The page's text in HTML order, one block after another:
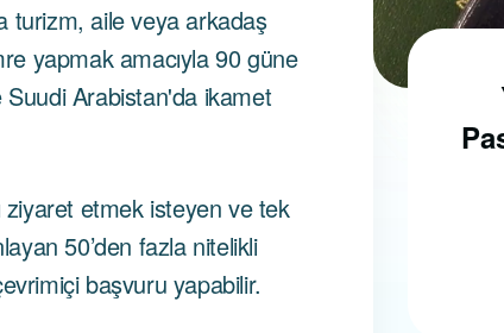
turizm, aile veya arkadaş
yapmak amacıyla 90 güne
Suudi Arabistan'da ikamet
ziyaret etmek isteyen ve tek
50’den fazla nitelikli
başvuru yapabilir.
Schengen